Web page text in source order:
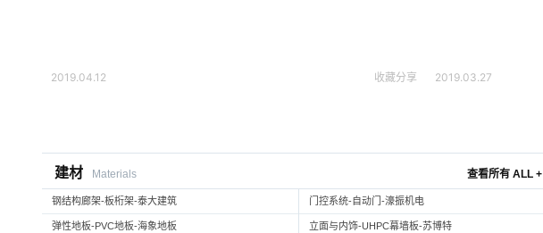
2019.04.12 收藏分享 2019.03.27
建材 Materials 查看所有 ALL +
钢结构廊架-板桁架-泰大建筑 门控系统-自动门-濠振机电
弹性地板-PVC地板-海象地板 立面与内饰-UHPC幕墙板-苏博特